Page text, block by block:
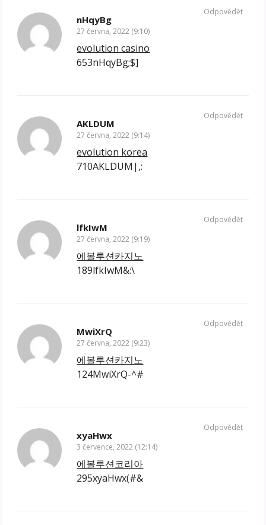
nHqyBg
27 června, 2022 (9:10)
evolution casino
653nHqyBg;$]
Odpovědět
AKLDUM
27 června, 2022 (9:14)
evolution korea
710AKLDUM|,:
Odpovědět
lfkIwM
27 června, 2022 (9:19)
에볼루션카지노
189lfkIwM&:\
Odpovědět
MwiXrQ
27 června, 2022 (9:23)
에볼루션카지노
124MwiXrQ-^#
Odpovědět
xyaHwx
3 července, 2022 (12:14)
에볼루션코리아
295xyaHwx(#&
Odpovědět